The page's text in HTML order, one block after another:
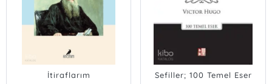
İtiraflarım Sefiller; 100 Temel Eser